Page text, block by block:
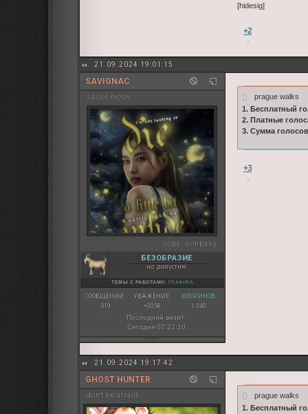
[hidesig]
+2
21.09.2024 19:01:15
SAVIGNAC
sailor moon
copy: simpasy
БЕЗОБРАЗИЕ
но допустим
ТЕМЫ С РАБОТАМИ: ГРАФИКА
СООБЩЕНИЙ:
519
УВАЖЕНИЕ:
+3058
ФЛОРИНОВ:
1 340
Последний визит:
Сегодня 07:22:10
prague walks
1. Бесплатный
2. Платные
3. Сумма
+3
21.09.2024 19:17:42
GHOST HUNTER
don't be afraid
prague walks
1. Бесплатный